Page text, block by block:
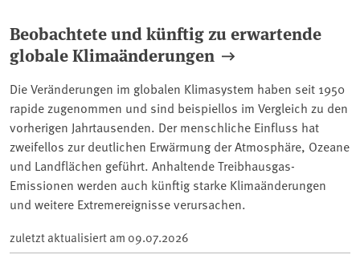
Beobachtete und künftig zu erwartende
globale Klimaänderungen
Die Veränderungen im globalen Klimasystem haben seit 1950
rapide zugenommen und sind beispiellos im Vergleich zu den
vorherigen Jahrtausenden. Der menschliche Einfluss hat
zweifellos zur deutlichen Erwärmung der Atmosphäre, Ozeane
und Landflächen geführt. Anhaltende Treibhausgas-
Emissionen werden auch künftig starke Klimaänderungen
und weitere Extremereignisse verursachen.
zuletzt aktualisiert am 09.07.2026